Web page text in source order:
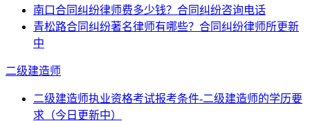
南口合同纠纷律师费多少钱？合同纠纷咨询电话
青松路合同纠纷著名律师有哪些？合同纠纷律师所更新
中
二级建造师
二级建造师执业资格考试报考条件-二级建造师的学历要
求（今日更新中）